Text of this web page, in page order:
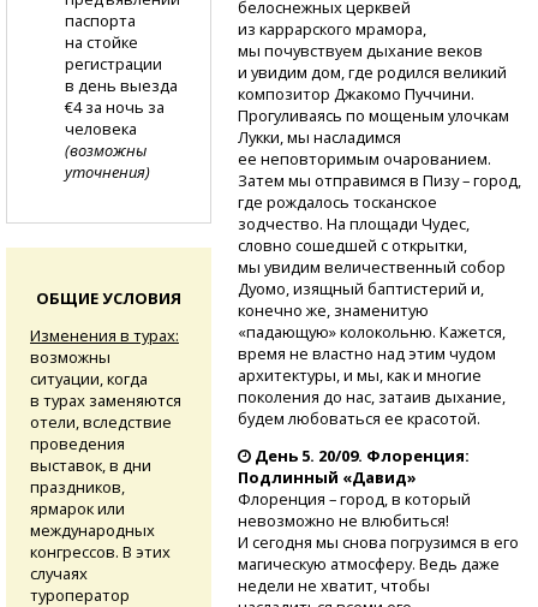
белоснежных церквей
из каррарского мрамора,
мы почувствуем дыхание веков
и увидим дом, где родился великий
композитор Джакомо Пуччини.
Прогуливаясь по мощеным улочкам
Лукки, мы насладимся
ее неповторимым очарованием.
Затем мы отправимся в Пизу – город,
где рождалось тосканское
зодчество. На площади Чудес,
словно сошедшей с открытки,
мы увидим величественный собор
Дуомо, изящный баптистерий и,
конечно же, знаменитую
«падающую» колокольню. Кажется,
время не властно над этим чудом
архитектуры, и мы, как и многие
поколения до нас, затаив дыхание,
будем любоваться ее красотой.
День 5. 20/09. Флоренция:
Подлинный «Давид»
Флоренция – город, в который
невозможно не влюбиться!
И сегодня мы снова погрузимся в его
магическую атмосферу. Ведь даже
недели не хватит, чтобы
паспорта
на стойке
регистрации
в день выезда
€4 за ночь за
человека
(возможны
уточнения)
ОБЩИЕ УСЛОВИЯ
Изменения в турах:
возможны
ситуации, когда
в турах заменяются
отели, вследствие
проведения
выставок, в дни
праздников,
ярмарок или
международных
конгрессов. В этих
случаях
туроператор